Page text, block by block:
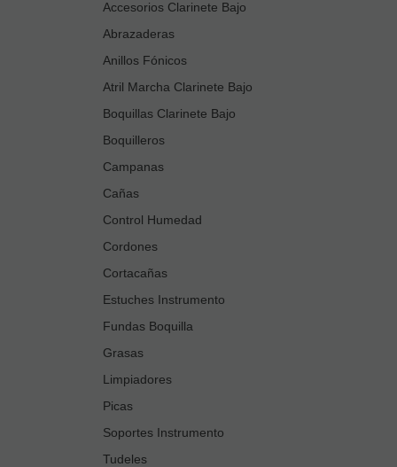
Accesorios Clarinete Bajo
Abrazaderas
Anillos Fónicos
Atril Marcha Clarinete Bajo
Boquillas Clarinete Bajo
Boquilleros
Campanas
Cañas
Control Humedad
Cordones
Cortacañas
Estuches Instrumento
Fundas Boquilla
Grasas
Limpiadores
Picas
Soportes Instrumento
Tudeles